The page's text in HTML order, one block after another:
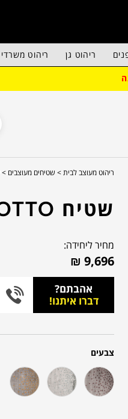
ריהוט גן ריהוט משרדי
ריהוט מעוצב לבית > שטיחים מעוצבים >
שטיח DOTTO
מחיר ליחידה:
₪ 9,696
אהבתם?
דברו איתנו!
צבעים